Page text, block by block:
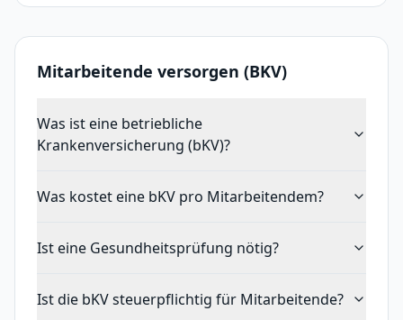
Mitarbeitende versorgen (BKV)
Was ist eine betriebliche
Krankenversicherung (bKV)?
Was kostet eine bKV pro Mitarbeitendem?
Ist eine Gesundheitsprüfung nötig?
Ist die bKV steuerpflichtig für Mitarbeitende?